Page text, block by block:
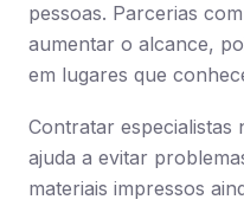
pessoas. Parcerias
aumentar o alcance,
em lugares que
Contratar especialistas
ajuda a evitar
materiais impressos